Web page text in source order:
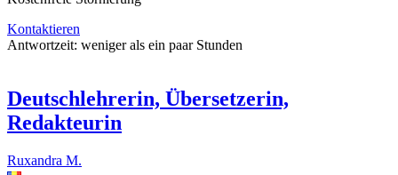
Kontaktieren
Antwortzeit: weniger als ein paar Stunden
Deutschlehrerin, Übersetzerin,
Redakteurin
Ruxandra M.